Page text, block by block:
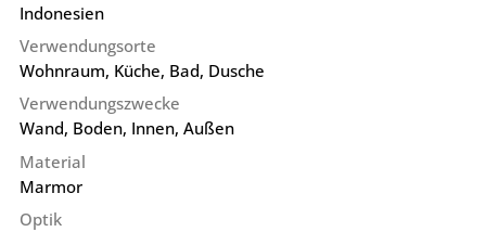
Indonesien
Verwendungsorte
Wohnraum, Küche, Bad, Dusche
Verwendungszwecke
Wand, Boden, Innen, Außen
Material
Marmor
Optik